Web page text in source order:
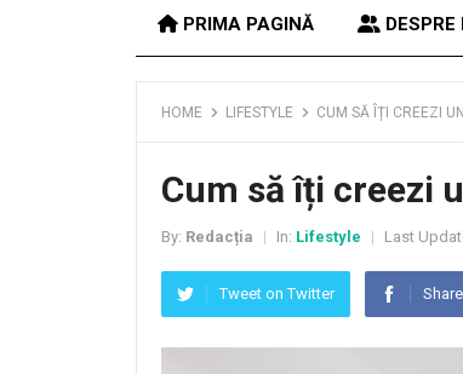
PRIMA PAGINĂ DESPRE
HOME LIFESTYLE CUM SĂ ÎȚI CREEZI
Cum să îți creezi
By: Redacția In: Lifestyle Last
Tweet on Twitter